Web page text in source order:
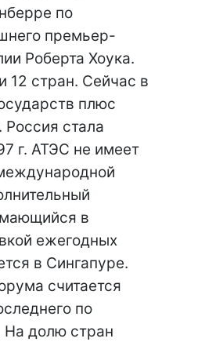
по
премьер-
Роберта Хоука.
12 стран. Сейчас в
плюс
Россия стала
г. АТЭС не имеет
в
ежегодных
в Сингапуре.
считается
по
На долю стран